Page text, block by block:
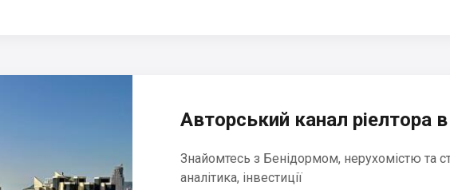
Авторський канал ріелтора в
Знайомтесь з Бенідормом, нерухомістю та
аналітика, інвестиції